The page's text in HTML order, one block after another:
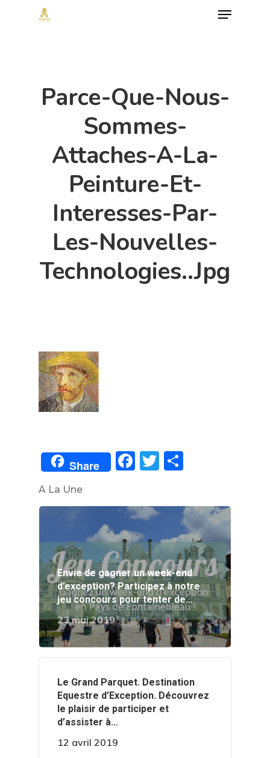
Menu
Parce-Que-Nous-
Sommes-
Attaches-A-La-
Peinture-Et-
Interesses-Par-
Les-Nouvelles-
Technologies..jpg
Share Facebook
Twitter
A La Une
Envie de gagner un week-end
d’exception? Participez à notre
jeu concours pour tenter de…
23 mai 2019
‍️Le Grand Parquet. Destination
Equestre d’Exception. Découvrez
le plaisir de participer et
d’assister à…
12 avril 2019